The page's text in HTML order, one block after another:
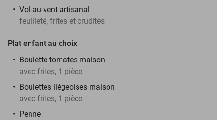
Vol-au-vent artisanal
feuilleté, frites et crudités
Plat enfant au choix
Boulette tomates maison
avec frites, 1 pièce
Boulettes liégeoises maison
avec frites, 1 pièce
Penne